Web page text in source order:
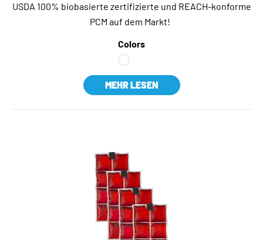
USDA 100% biobasierte zertifizierte und REACH-konforme
PCM auf dem Markt!
Colors
MEHR LESEN